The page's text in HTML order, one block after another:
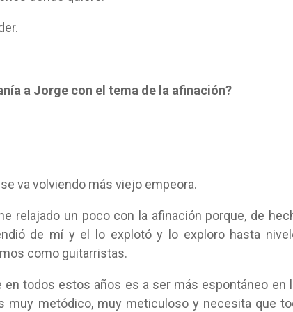
a Jorge con el tema de la afinación?
va volviendo más viejo empeora.
relajado un poco con la afinación porque, de
de mí y el lo explotó y lo exploro hasta
como guitarristas.
en todos estos años es a ser más espontáneo en
muy metódico, muy meticuloso y necesita que